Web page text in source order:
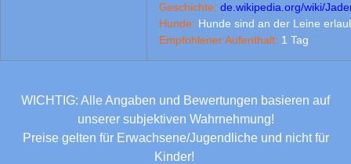
Geschichte: de.wikipedia.org/wiki/
Hunde: Hunde sind an der Leine
Empfohlener Aufenthalt: 1 Tag
WICHTIG: Alle Angaben und Bewertungen basieren auf
unserer subjektiven Wahrnehmung!
Preise gelten für Erwachsene/Jugendliche und nicht für
Kinder!